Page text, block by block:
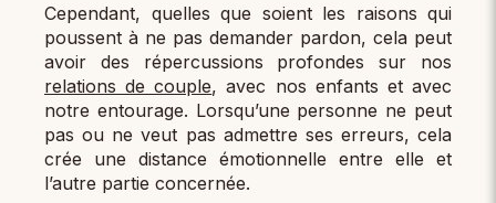
Cependant, quelles que soient les raisons qui
poussent à ne pas demander pardon, cela peut
avoir des répercussions profondes sur nos
relations de couple, avec nos enfants et avec
notre entourage. Lorsqu’une personne ne peut
pas ou ne veut pas admettre ses erreurs, cela
crée une distance émotionnelle entre elle et
l’autre partie concernée.